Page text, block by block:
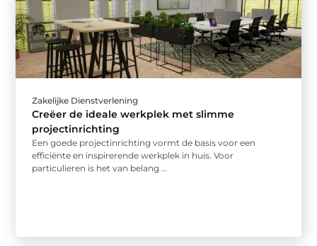
Zakelijke Dienstverlening
Creëer de ideale werkplek met slimme
projectinrichting
Een goede projectinrichting vormt de basis voor een
efficiënte en inspirerende werkplek in huis. Voor
particulieren is het van belang ...